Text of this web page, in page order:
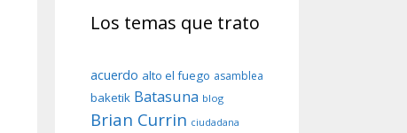
Los temas que trato
acuerdo alto el fuego asamblea
baketik Batasuna blog
Brian Currin ciudadana